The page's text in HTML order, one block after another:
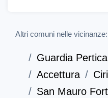
Altri comuni nelle vicinanze:
Guardia
Accettura
San Mauro